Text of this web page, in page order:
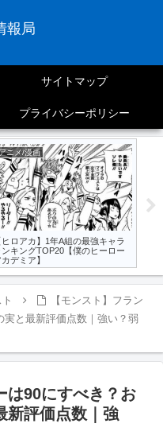
報局
サイトマップ
プライバシーポリシー
アニメ/漫画
ヒロアカ】1年A組の最強キャラ
ンキングTOP20【僕のヒーロー
カデミア】
【モンスト】フラン
実と最新評価点数｜強い？弱
は90にすべき？お
新評価点数｜強